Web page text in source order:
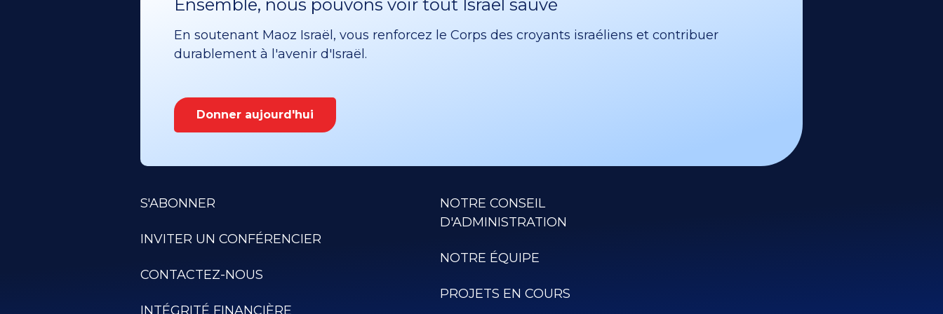
Ensemble, nous pouvons voir tout Israël sauvé
En soutenant Maoz Israël, vous renforcez le Corps des croyants israéliens et contribuer
durablement à l'avenir d'Israël.
Donner aujourd'hui
S'ABONNER
INVITER UN CONFÉRENCIER
CONTACTEZ-NOUS
INTÉGRITÉ FINANCIÈRE
NOTRE CONSEIL
D'ADMINISTRATION
NOTRE ÉQUIPE
PROJETS EN COURS